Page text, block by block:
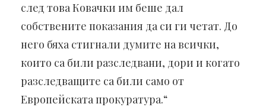
след това Ковачки им беше дал
собствените показания да си ги четат. До
него бяха стигнали думите на всички,
които са били разследвани, дори и когато
разследващите са били само от
Европейската прокуратура.“